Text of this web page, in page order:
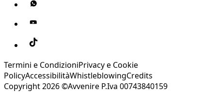
Termini e CondizioniPrivacy e Cookie
PolicyAccessibilitàWhistleblowingCredits
Copyright 2026 ©Avvenire P.Iva 00743840159